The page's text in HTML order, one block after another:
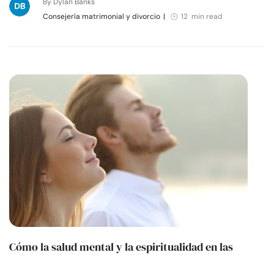
Consejería matrimonial y divorcio | 12 min read
Cómo la salud mental y la espiritualidad en las